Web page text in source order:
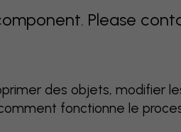
Please
des objets, modifier
fonctionne le